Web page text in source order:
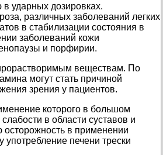
ударных дозировках.
различных заболеваний легких
в стабилизации состояния в
заболеваний кожи
и порфирии.
веществам. По
могут стать причиной
зрения у пациентов.
которого в большом
в области суставов и
осторожность в применении
печени трески